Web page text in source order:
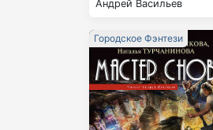
Андрей Васильев
Городское Фэнтези